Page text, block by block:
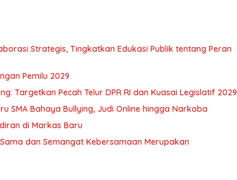
Strategis, Tingkatkan Edukasi Publik tentang Peran
Pemilu 2029
Targetkan Pecah Telur DPR RI dan Kuasai Legislatif 2029
SMA Bahaya Bullying, Judi Online hingga Narkoba
di Markas Baru
dan Semangat Kebersamaan Merupakan